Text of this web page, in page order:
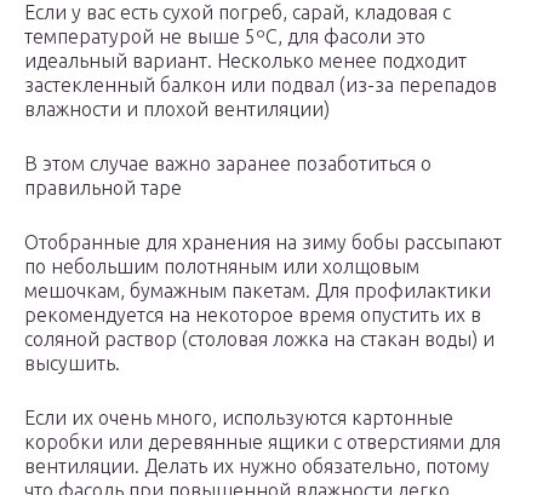
Если у вас есть сухой погреб, сарай, кладовая с
температурой не выше 5ºС, для фасоли это
идеальный вариант. Несколько менее подходит
застекленный балкон или подвал (из-за перепадов
влажности и плохой вентиляции)
В этом случае важно заранее позаботиться о
правильной таре
Отобранные для хранения на зиму бобы рассыпают
по небольшим полотняным или холщовым
мешочкам, бумажным пакетам. Для профилактики
рекомендуется на некоторое время опустить их в
соляной раствор (столовая ложка на стакан воды) и
высушить.
Если их очень много, используются картонные
коробки или деревянные ящики с отверстиями для
вентиляции. Делать их нужно обязательно, потому
что фасоль при повышенной влажности легко